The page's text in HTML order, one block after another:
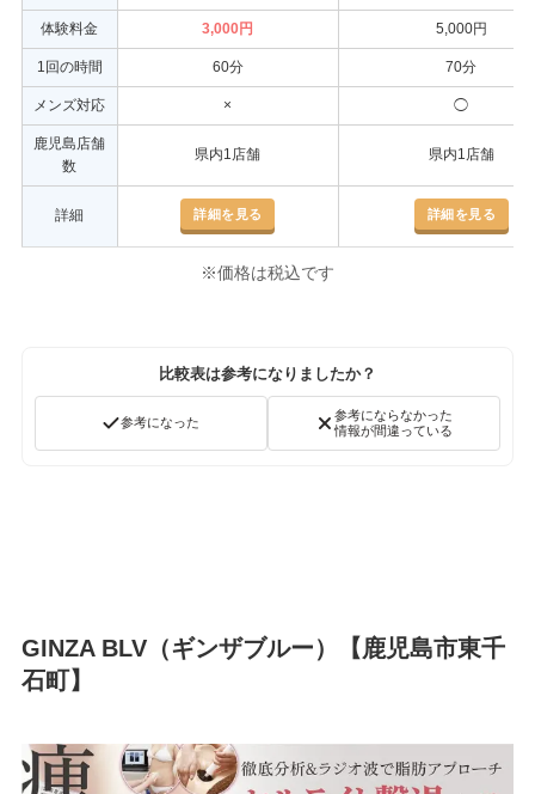
体験料金 3,000円 5,000円
1回の時間 60分 70分
メンズ対応 × ◯
鹿児島店舗
数
県内1店舗 県内1店舗
詳細 詳細を見る 詳細を見る
※価格は税込です
比較表は参考になりましたか？
参考になった
参考にならなかった
情報が間違っている
GINZA BLV（ギンザブルー）【鹿児島市東千
石町】